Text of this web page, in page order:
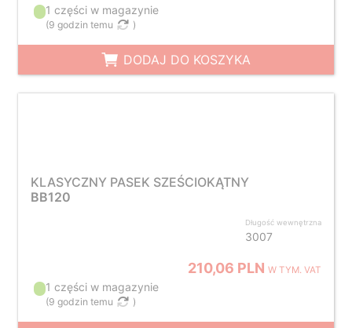
1 części w magazynie
(9 godzin temu )
DODAJ DO KOSZYKA
KLASYCZNY PASEK SZEŚCIOKĄTNY
BB120
Długość wewnętrzna
3007
210,06 PLNW TYM. VAT
1 części w magazynie
(9 godzin temu )